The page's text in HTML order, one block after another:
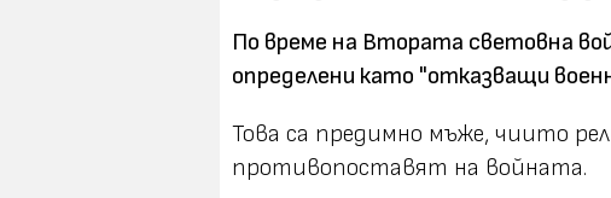
По време на Втората световна
определени като "отказващи
Това са предимно мъже, чиито
противопоставят на войната.